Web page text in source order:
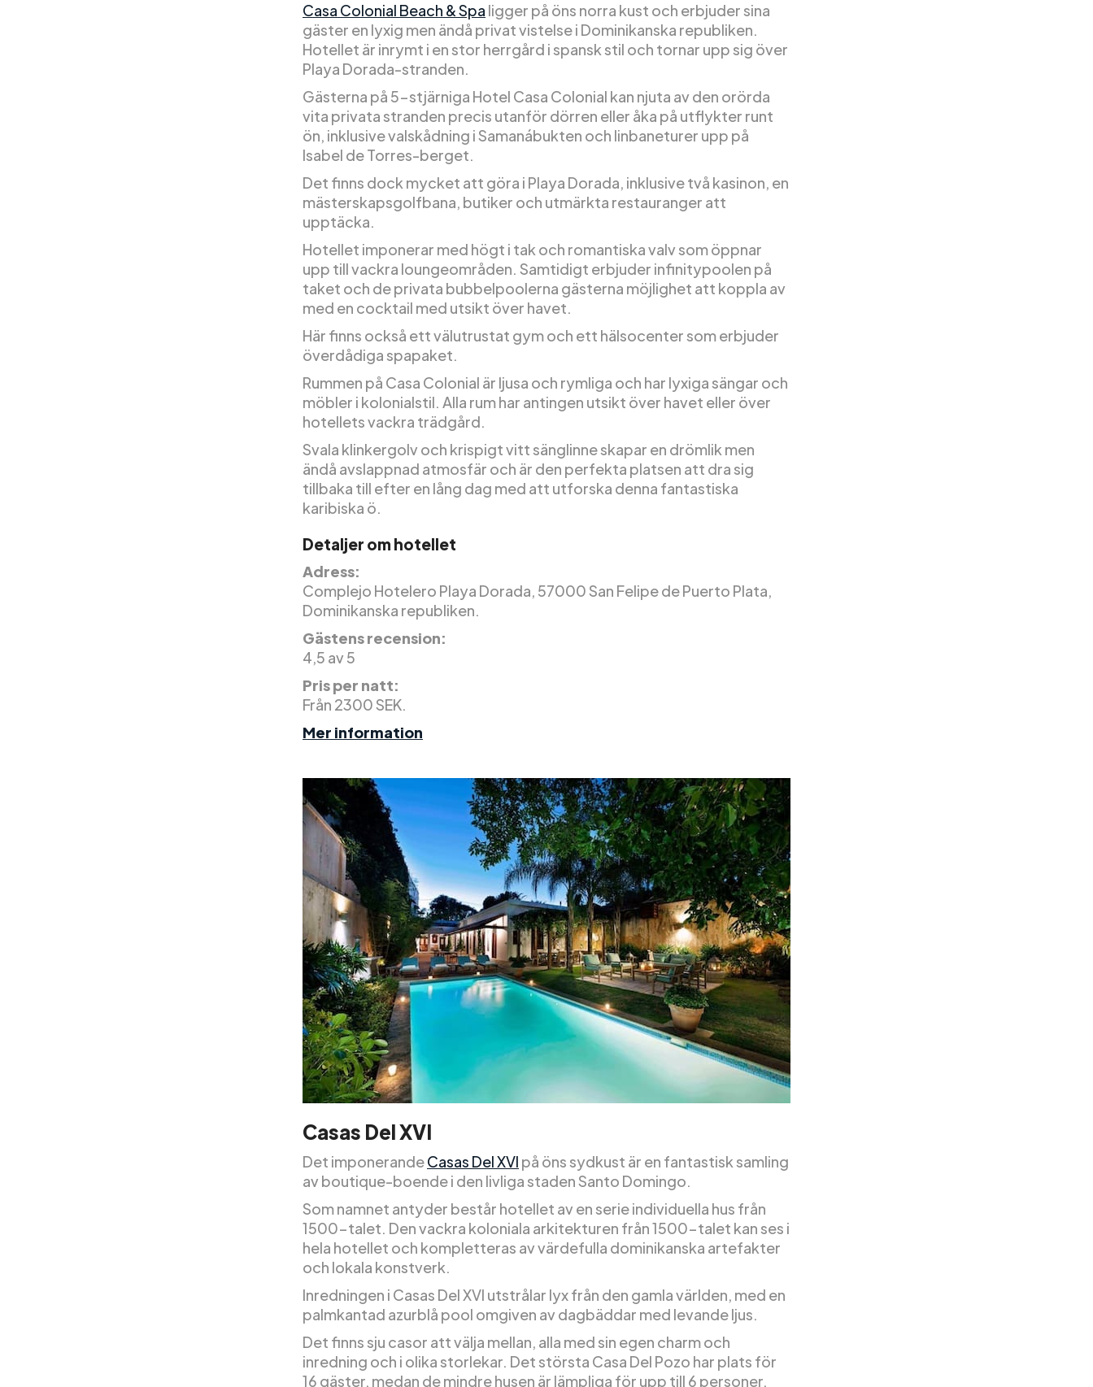
Casa Colonial Beach & Spa ligger på öns norra kust och erbjuder sina
gäster en lyxig men ändå privat vistelse i Dominikanska republiken.
Hotellet är inrymt i en stor herrgård i spansk stil och tornar upp sig över
Playa Dorada-stranden.
Gästerna på 5-stjärniga Hotel Casa Colonial kan njuta av den orörda
vita privata stranden precis utanför dörren eller åka på utflykter runt
ön, inklusive valskådning i Samanábukten och linbaneturer upp på
Isabel de Torres-berget.
Det finns dock mycket att göra i Playa Dorada, inklusive två kasinon, en
mästerskapsgolfbana, butiker och utmärkta restauranger att
upptäcka.
Hotellet imponerar med högt i tak och romantiska valv som öppnar
upp till vackra loungeområden. Samtidigt erbjuder infinitypoolen på
taket och de privata bubbelpoolerna gästerna möjlighet att koppla av
med en cocktail med utsikt över havet.
Här finns också ett välutrustat gym och ett hälsocenter som erbjuder
överdådiga spapaket.
Rummen på Casa Colonial är ljusa och rymliga och har lyxiga sängar och
möbler i kolonialstil. Alla rum har antingen utsikt över havet eller över
hotellets vackra trädgård.
Svala klinkergolv och krispigt vitt sänglinne skapar en drömlik men
ändå avslappnad atmosfär och är den perfekta platsen att dra sig
tillbaka till efter en lång dag med att utforska denna fantastiska
karibiska ö.
Detaljer om hotellet
Adress:
Complejo Hotelero Playa Dorada, 57000 San Felipe de Puerto Plata,
Dominikanska republiken.
Gästens recension:
4,5 av 5
Pris per natt:
Från 2300 SEK.
Mer information
Casas Del XVI
Det imponerandeCasas Del XVI på öns sydkust är en fantastisk samling
av boutique-boende i den livliga staden Santo Domingo.
Som namnet antyder består hotellet av en serie individuella hus från
1500-talet. Den vackra koloniala arkitekturen från 1500-talet kan ses i
hela hotellet och kompletteras av värdefulla dominikanska artefakter
och lokala konstverk.
Inredningen i Casas Del XVI utstrålar lyx från den gamla världen, med en
palmkantad azurblå pool omgiven av dagbäddar med levande ljus.
Det finns sju casor att välja mellan, alla med sin egen charm och
inredning och i olika storlekar. Det största Casa Del Pozo har plats för
16 gäster, medan de mindre husen är lämpliga för upp till 6 personer.